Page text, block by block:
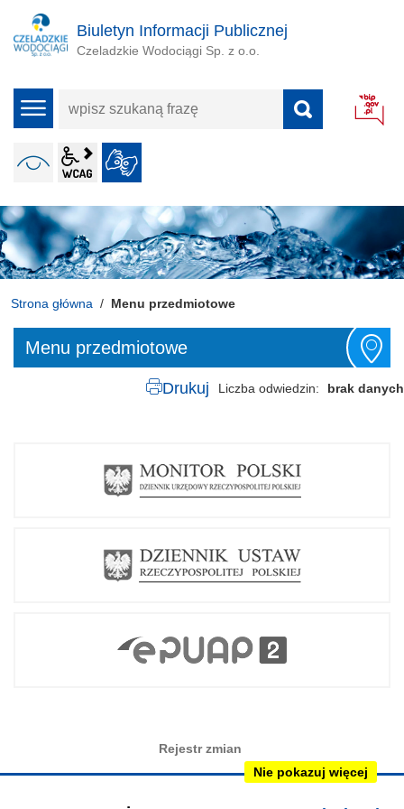
Nie pokazuj więcej
Biuletyn Informacji Publicznej
Czeladzkie Wodociągi Sp. z o.o.
menu
wpisz
frazę
WERSJA KONTRASTOWA
wcag2.1
Strona główna Menu przedmiotowe
Menu przedmiotowe
Drukuj Liczba odwiedzin brak danych
Rejestr zmian
Redakcja BIP